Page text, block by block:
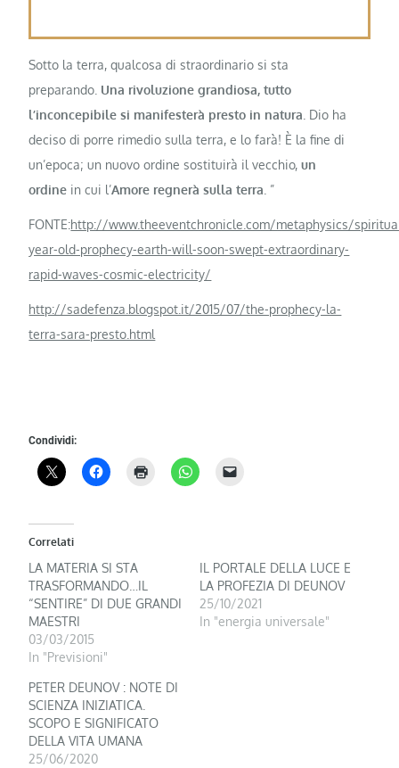
Sotto la terra, qualcosa di straordinario si sta
preparando. Una rivoluzione grandiosa, tutto
l’inconcepibile si manifesterà presto in natura . Dio ha
deciso di porre rimedio sulla terra, e lo farà! È la fine di
un’epoca; un nuovo ordine sostituirà il vecchio,un
ordine in cui l’Amore regnerà sulla terra . ”
FONTE:http://www.theeventchronicle.com/metaphysics/
year-old-prophecy-earth-will-soon-swept-extraordinary-
rapid-waves-cosmic-electricity/
http://sadefenza.blogspot.it/2015/07/the-prophecy-la-
terra-sara-presto.html
Condividi:
Correlati
LA MATERIA SI STA
TRASFORMANDO…IL
“SENTIRE” DI DUE GRANDI
MAESTRI
03/03/2015
In "Previsioni"
IL PORTALE DELLA LUCE E
LA PROFEZIA DI DEUNOV
25/10/2021
In "energia universale"
PETER DEUNOV : NOTE DI
SCIENZA INIZIATICA.
SCOPO E SIGNIFICATO
DELLA VITA UMANA
25/06/2020